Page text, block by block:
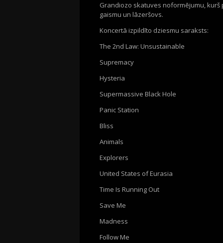
Grandiozo skatuves noformējumu,
gaismu un lāzeršovs.
Koncertā izpildīto dziesmu saraksts:
The 2nd Law: Unsustainable
Supremacy
Hysteria
Supermassive Black Hole
Panic Station
Bliss
Animals
Explorers
United States of Eurasia
Time Is Running Out
Save Me
Madness
Follow Me